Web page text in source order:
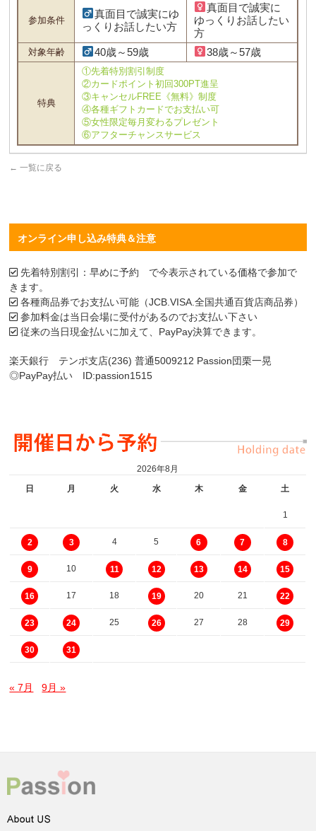
参加条件
真面目で誠実にゆ
っくりお話したい方
真面目で誠実に
ゆっくりお話したい
方
対象年齢 40歳～59歳 38歳～57歳
特典
①先着特別割引制度
②カードポイント初回300PT進呈
③キャンセルFREE《無料》制度
④各種ギフトカードでお支払い可
⑤女性限定毎月変わるプレゼント
⑥アフターチャンスサービス
← 一覧に戻る
オンライン申し込み特典＆注意
先着特別割引：早めに予約 で今表示されている価格で参加で
きます。
各種商品券でお支払い可能（JCB.VISA.全国共通百貨店商品券）
参加料金は当日会場に受付があるのでお支払い下さい
従来の当日現金払いに加えて、PayPay決算できます。
楽天銀行 テンポ支店(236) 普通5009212 Passion団栗一晃
◎PayPay払い ID:passion1515
2026年8月
日
月 火 水 木 金 土
1
2 3 4 5 6 7 8
9 10 11 12 13 14 15
16 17 18 19 20 21 22
23 24 25 26 27 28 29
30 31
« 7月 9月 »